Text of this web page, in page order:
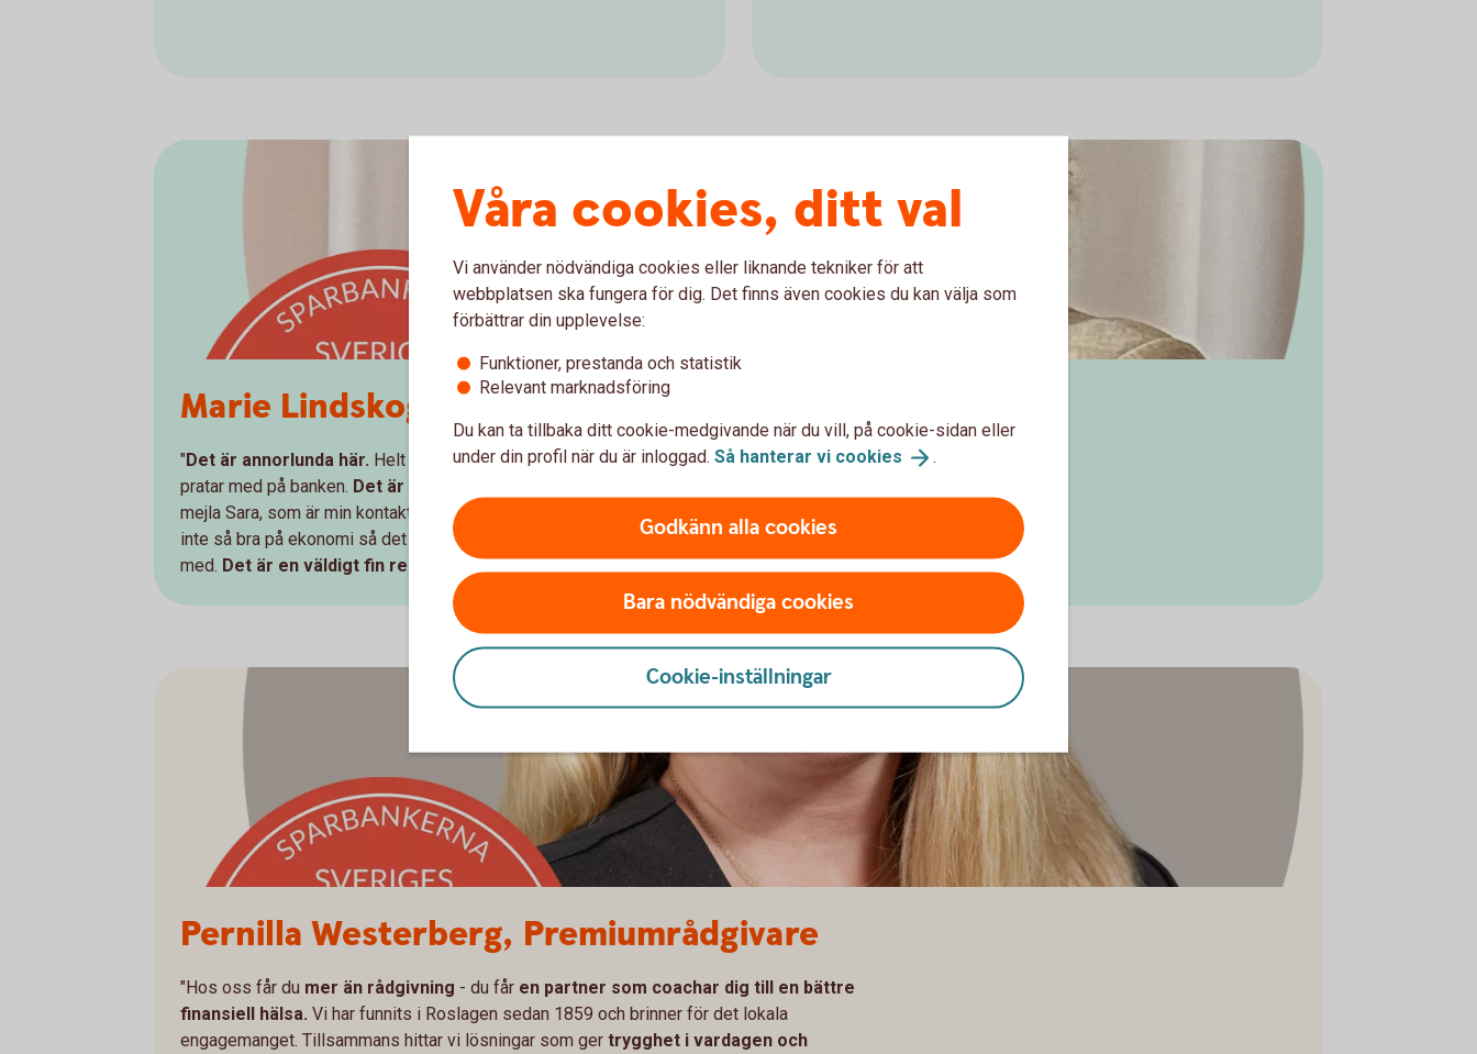
Marie Lindskog, premiumkund
"Det är annorlunda här. Helt plötsligt är man någon och har ett ansikte på den man
pratar med på banken. Det är väldigt personligt och det gillar jag.
mejla Sara, som är min kontaktperson, när som helst, och det är jag inte van vid. Jag är
inte så bra på ekonomi så det får banken sköta. Därför är det så bra att ha någon att bolla
med. Det är en väldigt fin relation."
Pernilla Westerberg, Premiumrådgivare
"Hos oss får du mer än rådgivning - du får en partner som coachar dig till en bättre
finansiell hälsa. Vi har funnits i Roslagen sedan 1859 och brinner för det lokala
engagemanget. Tillsammans hittar vi lösningar som ger trygghet i vardagen och
Våra cookies, ditt val
Vi använder nödvändiga cookies eller liknande tekniker för att
webbplatsen ska fungera för dig. Det finns även cookies du kan välja som
förbättrar din upplevelse:
Funktioner, prestanda och statistik
Relevant marknadsföring
Du kan ta tillbaka ditt cookie-medgivande när du vill, på cookie-sidan eller
under din profil när du är inloggad. Så hanterar vi cookies .
Godkänn alla cookies
Bara nödvändiga cookies
Cookie-inställningar